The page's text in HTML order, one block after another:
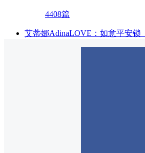
4408篇
艾蒂娜AdinaLOVE：如意平安锁